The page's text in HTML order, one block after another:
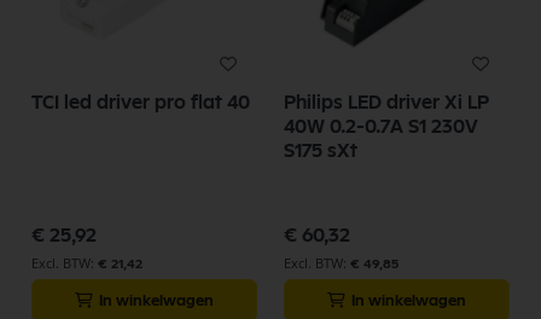
TCI led driver pro flat 40
€ 25,92
€ 21,42
In winkelwagen
Philips LED driver Xi LP
40W 0.2-0.7A S1 230V
S175 sXt
€ 60,32
€ 49,85
In winkelwagen